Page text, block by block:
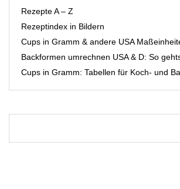
Rezepte A – Z
Rezeptindex in Bildern
Cups in Gramm & andere USA
Backformen umrechnen USA & D: So
Cups in Gramm: Tabellen für Koch- und